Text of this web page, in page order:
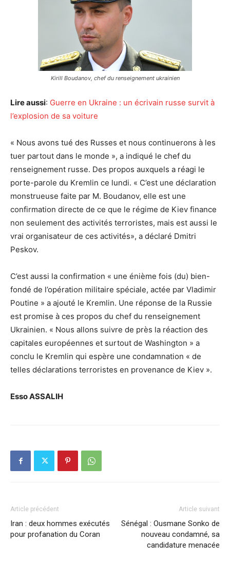
Kirill Boudanov, chef du renseignement ukrainien
Lire aussi: Guerre en Ukraine : un écrivain russe survit à
l’explosion de sa voiture
« Nous avons tué des Russes et nous continuerons à les
tuer partout dans le monde », a indiqué le chef du
renseignement russe. Des propos auxquels a réagi le
porte-parole du Kremlin ce lundi. « C’est une déclaration
monstrueuse faite par M. Boudanov, elle est une
confirmation directe de ce que le régime de Kiev finance
non seulement des activités terroristes, mais est aussi le
vrai organisateur de ces activités», a déclaré Dmitri
Peskov.
C’est aussi la confirmation « une énième fois (du) bien-
fondé de l’opération militaire spéciale, actée par Vladimir
Poutine » a ajouté le Kremlin. Une réponse de la Russie
est promise à ces propos du chef du renseignement
Ukrainien. « Nous allons suivre de près la réaction des
capitales européennes et surtout de Washington » a
conclu le Kremlin qui espère une condamnation « de
telles déclarations terroristes en provenance de Kiev ».
Esso ASSALIH
Article précédent
Iran : deux hommes exécutés
pour profanation du Coran
Article suivant
Sénégal : Ousmane Sonko de
nouveau condamné, sa
candidature menacée